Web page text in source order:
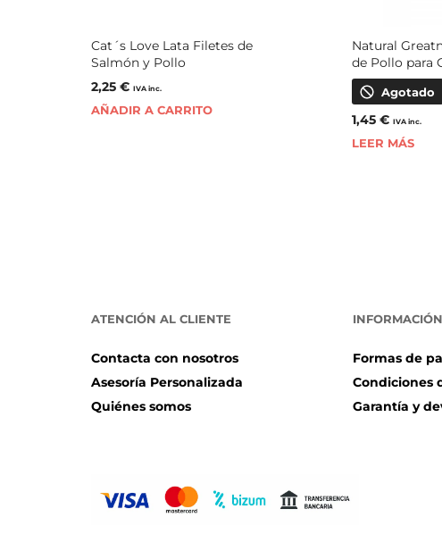
Cat´s Love Lata Filetes de
Salmón y Pollo
2,25 € IVA inc.
AÑADIR A CARRITO
Natural
de Pollo para
Agotado
1,45€ IVA inc.
LEER MÁS
ATENCIÓN AL CLIENTE
Contacta con nosotros
Asesoría Personalizada
Quiénes somos
INFORMACIÓN
Formas de
Condiciones
Garantía y